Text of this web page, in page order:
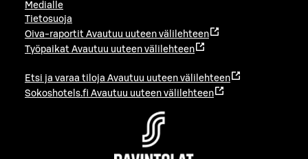
Medialle
Tietosuoja
Oiva-raportit Avautuu uuteen välilehteen
Työpaikat Avautuu uuteen välilehteen
Etsi ja varaa tiloja Avautuu uuteen välilehteen
Sokoshotels.fi Avautuu uuteen välilehteen